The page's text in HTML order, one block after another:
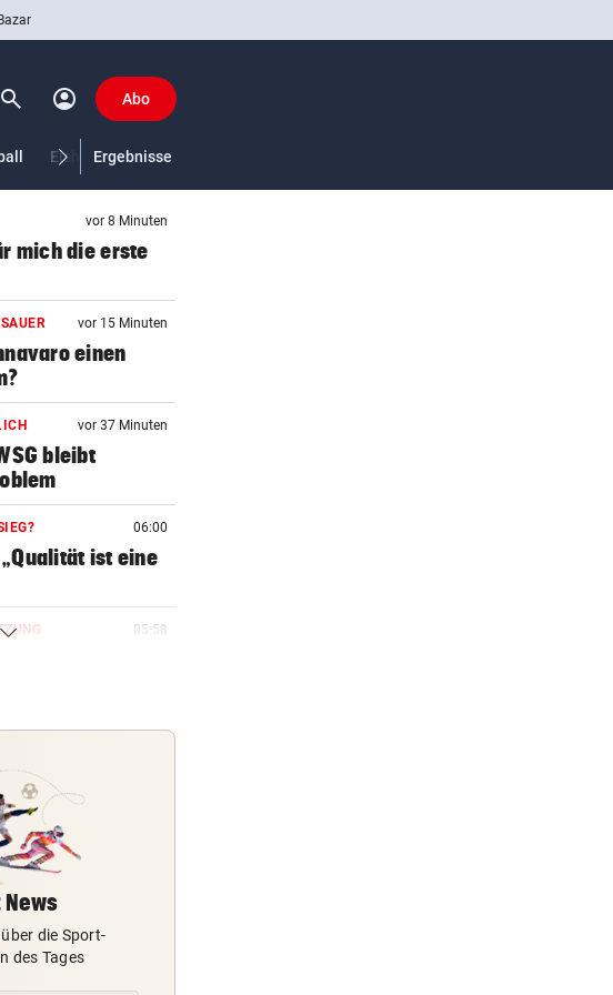
Bazar
search Suchen
account_circle Abo
Eishockey US-Sport
Ergebnisse
vor 8 Minuten
mich die erste
vor 15 Minuten
einen
vor 37 Minuten
bleibt
06:00
ist eine
05:58
05:40
vor“
„Captain
an
die Sport-
des Tages